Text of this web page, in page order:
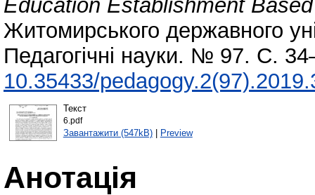
Education Establishment
Житомирського державного
Педагогічні науки. № 97. С.
10.35433/
Текст
6.pdf
Завантажити (547kB)| Preview
Анотація